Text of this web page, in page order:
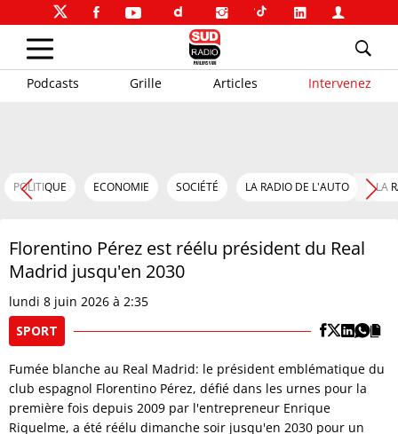
Podcasts Grille Articles Intervenez
POLITIQUE ECONOMIE SOCIÉTÉ LA RADIO DE L'AUTO LA
Florentino Pérez est réélu président du Real
Madrid jusqu'en 2030
lundi 8 juin 2026 à 2:35
SPORT
Fumée blanche au Real Madrid: le président emblématique du
club espagnol Florentino Pérez, défié dans les urnes pour la
première fois depuis 2009 par l'entrepreneur Enrique
Riquelme, a été réélu dimanche soir jusqu'en 2030 pour un